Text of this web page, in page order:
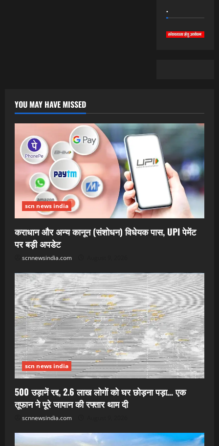
.
YOU MAY HAVE MISSED
scn news india
कराधान और अन्य कानून (संशोधन) विधेयक पास, UPI पेमेंट
पर बड़ी अपडेट
scnnewsindia.com
scn news india
500 उड़ानें रद्द, 2.6 लाख लोगों को घर छोड़ना पड़ा… एक
तूफान ने पूरे जापान की रफ्तार थाम दी
scnnewsindia.com